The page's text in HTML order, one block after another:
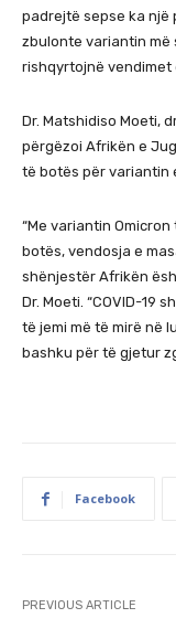
padrejtë sepse ka një
zbulonte variantin më
rishqyrtojnë vendimet
Dr. Matshidiso Moeti,
përgëzoi Afrikën e
të botës për variantin
“Me variantin
botës, vendosja e
shënjestër Afrikën
Dr. Moeti. “COVID-19
të jemi më të mirë në
bashku për të gjetur
Facebook
PREVIOUS ARTICLE